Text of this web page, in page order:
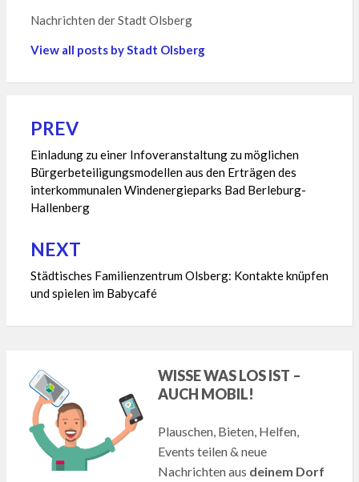
Nachrichten der Stadt Olsberg
View all posts by Stadt Olsberg
Beitragsnavigation
PREV
Einladung zu einer Infoveranstaltung zu möglichen
Bürgerbeteiligungsmodellen aus den Erträgen des
interkommunalen Windenergieparks Bad Berleburg-
Hallenberg
NEXT
Städtisches Familienzentrum Olsberg: Kontakte knüpfen
und spielen im Babycafé
WISSE WAS LOS IST –
AUCH MOBIL!
Plauschen, Bieten, Helfen,
Events teilen & neue
Nachrichten aus deinem Dorf